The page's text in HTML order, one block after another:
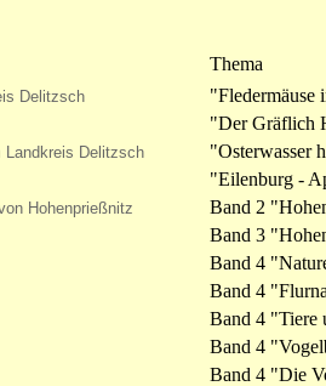
Thema
Delitzsch "Fledermäuse
"Der Gräflich
Landkreis Delitzsch "Osterwasser
"Eilenburg -
Hohenprießnitz
Band 2
Band 3
Band 4
Band 4
Band 4 "Tiere
Band 4
Band 4 "Die